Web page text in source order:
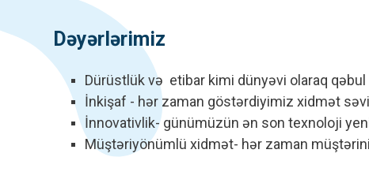
Dəyərlərimiz
Dürüstlük və etibar kimi dünyəvi olaraq
İnkişaf - hər zaman göstərdiyimiz xidmət
İnnovativlik- günümüzün ən son texnoloji
Müştəriyönümlü xidmət- hər zaman